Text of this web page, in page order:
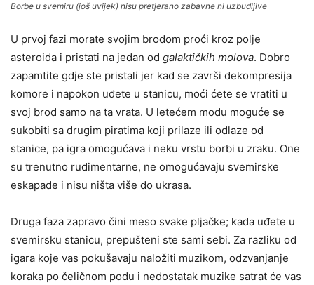
Borbe u svemiru (još uvijek) nisu pretjerano zabavne ni uzbudljive
U prvoj fazi morate svojim brodom proći kroz polje
asteroida i pristati na jedan od galaktičkih molova. Dobro
zapamtite gdje ste pristali jer kad se završi dekompresija
komore i napokon uđete u stanicu, moći ćete se vratiti u
svoj brod samo na ta vrata. U letećem modu moguće se
sukobiti sa drugim piratima koji prilaze ili odlaze od
stanice, pa igra omogućava i neku vrstu borbi u zraku. One
su trenutno rudimentarne, ne omogućavaju svemirske
eskapade i nisu ništa više do ukrasa.
Druga faza zapravo čini meso svake pljačke; kada uđete u
svemirsku stanicu, prepušteni ste sami sebi. Za razliku od
igara koje vas pokušavaju naložiti muzikom, odzvanjanje
koraka po čeličnom podu i nedostatak muzike satrat će vas